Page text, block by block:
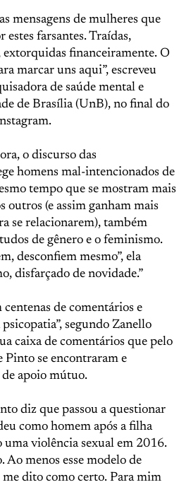
mensagens de mulheres que
farsantes. Traídas,
extorquidas financeiramente. O
marcar uns aqui”, escreveu
de saúde mental e
de Brasília (UnB), no final do
o discurso das
homens mal-intencionados de
tempo que se mostram mais
outros (e assim ganham mais
se relacionarem), também
de gênero e o feminismo.
desconfiem mesmo”, ela
disfarçado de novidade.”
de comentários e
segundo Zanello
caixa de comentários que pelo
Pinto se encontraram e
apoio mútuo.
diz que passou a questionar
como homem após a filha
violência sexual em 2016.
Ao menos esse modelo de
dito como certo. Para mim